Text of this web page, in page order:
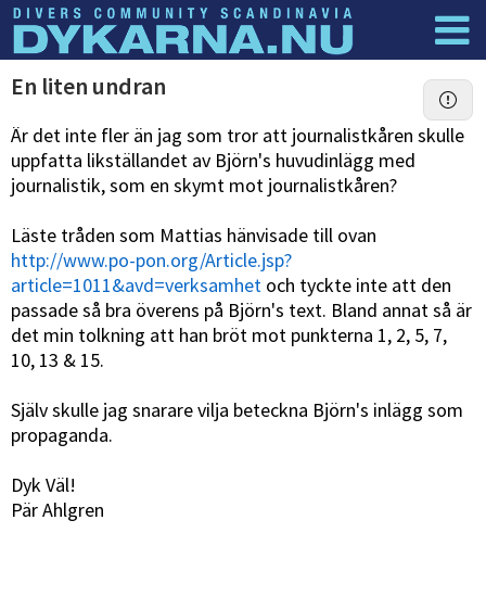
Dyknyheter Logga in
En liten undran
Är det inte fler än jag som tror att journalistkåren skulle
uppfatta likställandet av Björn's huvudinlägg med
journalistik, som en skymt mot journalistkåren?
Läste tråden som Mattias hänvisade till ovan
http://www.po-pon.org/Article.jsp?
article=1011&avd=verksamhet och tyckte inte att den
passade så bra överens på Björn's text. Bland annat så är
det min tolkning att han bröt mot punkterna 1, 2, 5, 7,
10, 13 & 15.
Själv skulle jag snarare vilja beteckna Björn's inlägg som
propaganda.
Dyk Väl!
Pär Ahlgren